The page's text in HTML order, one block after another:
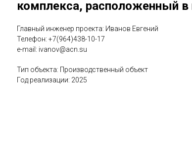
комплекса, расположенный в
Главный инженер проекта: Иванов Евгений
Телефон: +7(964)438-10-17
e-mail: ivanov@acn.su
Тип объекта: Производственный объект
Год реализации: 2025